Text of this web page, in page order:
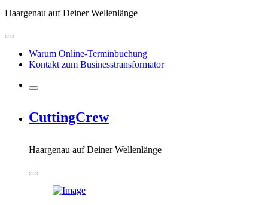
Haargenau auf Deiner Wellenlänge
Warum Online-Terminbuchung
Kontakt zum Businesstransformator
CuttingCrew
Haargenau auf Deiner Wellenlänge